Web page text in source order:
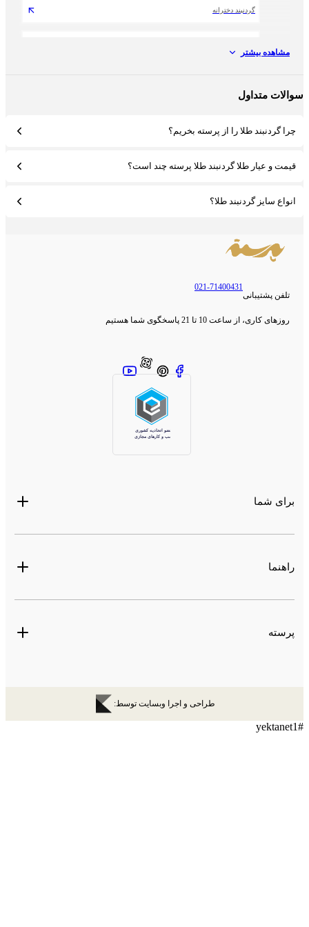
گردنبند دخترانه
مشاهده بیشتر
متداول
چرا گردنبند طلا را از پرسته بخریم؟
قیمت و عیار طلا گردنبند طلا پرسته چند است؟
انواع سایز گردنبند طلا؟
تلفن پشتیبانی
021-71400431
روزهای کاری، از ساعت 10 تا 21 پاسخگوی شما هستیم
برای شما
راهنما
پرسته
طراحی و اجرا وبسایت توسط: